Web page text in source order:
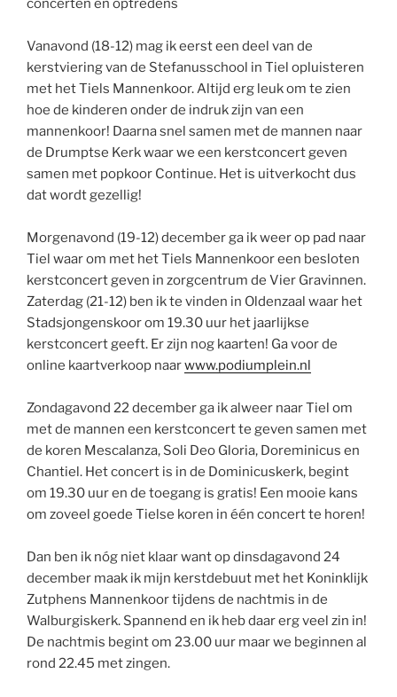
concerten en optredens
Vanavond (18-12) mag ik eerst een deel van de
kerstviering van de Stefanusschool in Tiel opluisteren
met het Tiels Mannenkoor. Altijd erg leuk om te zien
hoe de kinderen onder de indruk zijn van een
mannenkoor! Daarna snel samen met de mannen naar
de Drumptse Kerk waar we een kerstconcert geven
samen met popkoor Continue. Het is uitverkocht dus
dat wordt gezellig!
Morgenavond (19-12) december ga ik weer op pad naar
Tiel waar om met het Tiels Mannenkoor een besloten
kerstconcert geven in zorgcentrum de Vier Gravinnen.
Zaterdag (21-12) ben ik te vinden in Oldenzaal waar het
Stadsjongenskoor om 19.30 uur het jaarlijkse
kerstconcert geeft. Er zijn nog kaarten! Ga voor de
online kaartverkoop naarwww.podiumplein.nl
Zondagavond 22 december ga ik alweer naar Tiel om
met de mannen een kerstconcert te geven samen met
de koren Mescalanza, Soli Deo Gloria, Doreminicus en
Chantiel. Het concert is in de Dominicuskerk, begint
om 19.30 uur en de toegang is gratis! Een mooie kans
om zoveel goede Tielse koren in één concert te horen!
Dan ben ik nóg niet klaar want op dinsdagavond 24
december maak ik mijn kerstdebuut met het Koninklijk
Zutphens Mannenkoor tijdens de nachtmis in de
Walburgiskerk. Spannend en ik heb daar erg veel zin in!
De nachtmis begint om 23.00 uur maar we beginnen al
rond 22.45 met zingen.